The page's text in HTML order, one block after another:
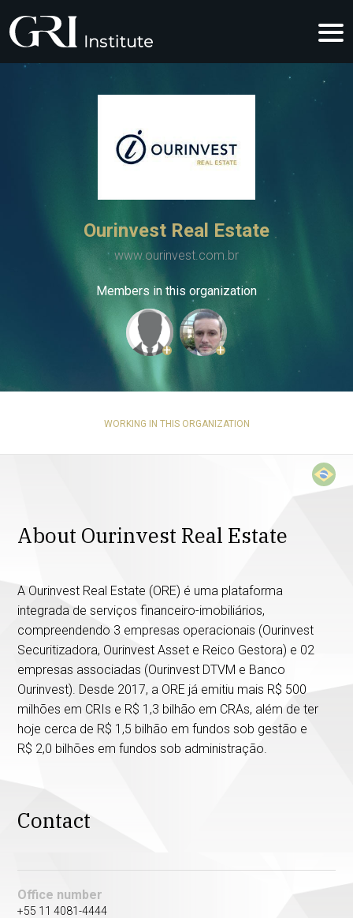
Ourinvest Real Estate
www.ourinvest.com.br
Members in this organization
+ +
WORKING IN THIS ORGANIZATION
About Ourinvest Real Estate
A Ourinvest Real Estate (ORE) é uma plataforma
integrada de serviços financeiro-imobiliários,
compreendendo 3 empresas operacionais (Ourinvest
Securitizadora, Ourinvest Asset e Reico Gestora) e 02
empresas associadas (Ourinvest DTVM e Banco
Ourinvest). Desde 2017, a ORE já emitiu mais R$ 500
milhões em CRIs e R$ 1,3 bilhão em CRAs, além de ter
hoje cerca de R$ 1,5 bilhão em fundos sob gestão e
R$ 2,0 bilhões em fundos sob administração.
Contact
Office number
+55 11 4081-4444